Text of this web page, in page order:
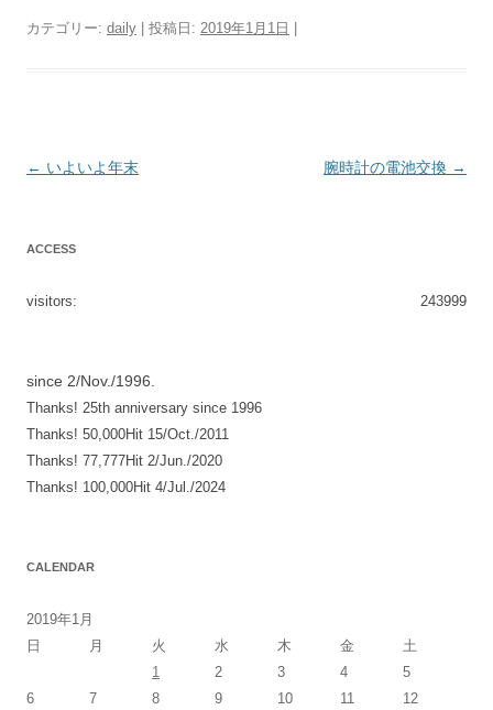
カテゴリー: daily | 投稿日: 2019年1月1日
投
ョ
ン
← いよいよ年末 腕時計の電池交換 →
ACCESS
243999
visitors:
since 2/Nov./1996.
Thanks! 25th anniversary since 1996
Thanks! 50,000Hit 15/Oct./2011
Thanks! 77,777Hit 2/Jun./2020
Thanks! 100,000Hit 4/Jul./2024
CALENDAR
2019年1月
日
月 火 水 木 金
土
1
2 3 4
5
6
7 8 9 10 11
12